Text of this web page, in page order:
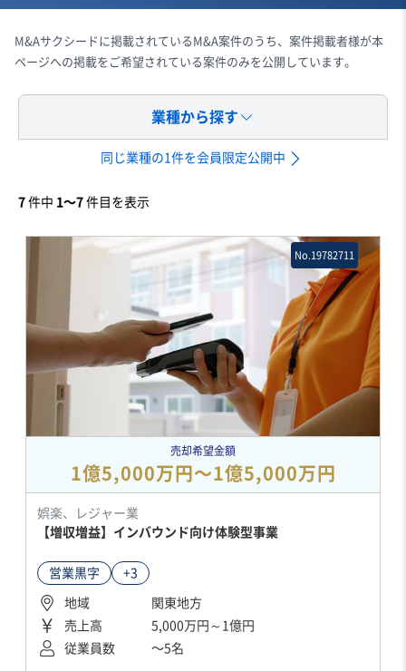
M&Aサクシードに掲載されているM&A案件のうち、案件掲載者様が本
ページへの掲載をご希望されている案件のみを公開しています。
業種から探す
同じ業種の1件を会員限定公開中
7 件中 1〜7 件目を表示
No.19782711
売却希望金額
1億5,000万円〜1億5,000万円
娯楽、レジャー業
【増収増益】インバウンド向け体験型事業
営業黒字 +3
地域
関東地方
売上高
5,000万円～1億円
従業員数
〜5名